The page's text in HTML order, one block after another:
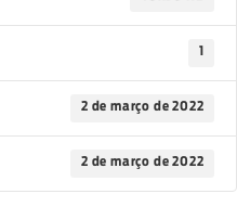
1
2 de março de 2022
2 de março de 2022